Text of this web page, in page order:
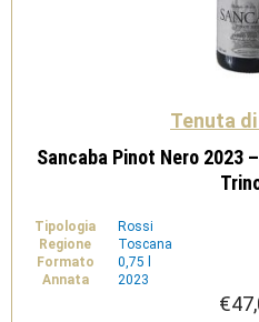
Tenuta
Sancaba Pinot Nero 2023
Tipologia
Rossi
Regione
Toscana
Formato
0,75 l
Annata
2023
€